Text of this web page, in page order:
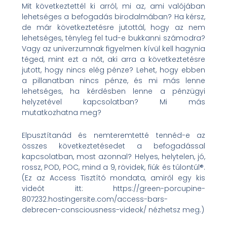
Mit következtettél ki arról, mi az, ami valójában
lehetséges a befogadás birodalmában? Ha kérsz,
de már következtetésre jutottál, hogy az nem
lehetséges, tényleg fel tud-e bukkanni számodra?
Vagy az univerzumnak figyelmen kívül kell hagynia
téged, mint ezt a nőt, aki arra a következtetésre
jutott, hogy nincs elég pénze? Lehet, hogy ebben
a pillanatban nincs pénze, és mi más lenne
lehetséges, ha kérdésben lenne a pénzügyi
helyzetével kapcsolatban? Mi más
mutatkozhatna meg?
Elpusztítanád és nemteremtetté tennéd-e az
összes következtetésedet a befogadással
kapcsolatban, most azonnal? Helyes, helytelen, jó,
rossz, POD, POC, mind a 9, rövidek, fiúk és túlontúl®.
(Ez az Access Tisztító mondata, amiről egy kis
videót itt: https://green-porcupine-
807232.hostingersite.com/access-bars-
debrecen-consciousness-videok/ nézhetsz meg.)